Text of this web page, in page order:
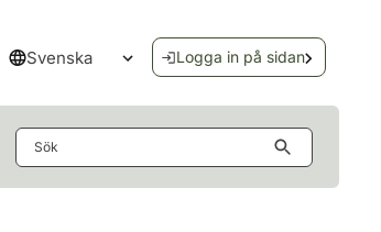
Svenska
Öppna språkmenyn
Logga in på sidan